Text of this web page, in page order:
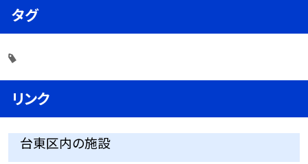
タグ
リンク
台東区内の施設